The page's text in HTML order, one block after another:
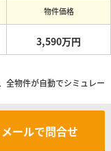
物件価格
3,590万円
全物件が自動でシミュレー
メールで問合せ